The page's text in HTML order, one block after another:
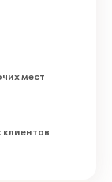
мест